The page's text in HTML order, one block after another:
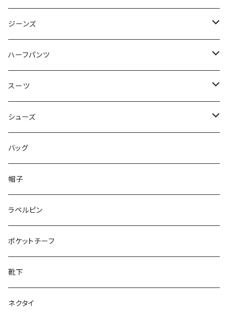
50/XL～
48/L
50/XL～
46/M
48/L
50/XL～
～44/S
46/M
48/L
50/XL～
ジーンズ
～44/S
46/M
48/L
50/XL～
ハーフパンツ
～44/S
46/M
48/L
50/XL～
スーツ
～44/S
46/M
48/L
50/XL～
シューズ
～25.5cm
26cm～
27cm～
28cm～
バッグ
帽子
ラペルピン
ポケットチーフ
靴下
ネクタイ